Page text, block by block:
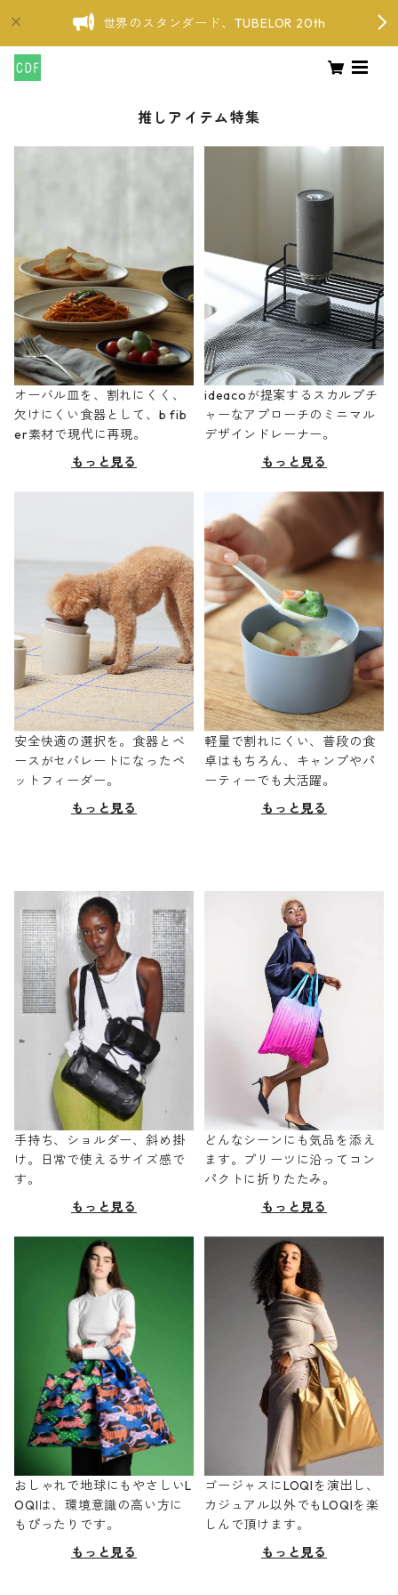
世界のスタンダード、TUBELOR 20th
推しアイテム特集
オーバル皿を、割れにくく、
欠けにくい食器として、b fib
er素材で現代に再現。
もっと見る
ideacoが提案するスカルプチ
ャーなアプローチのミニマル
デザインドレーナー。
もっと見る
安全快適の選択を。食器とベ
ースがセパレートになったペ
ットフィーダー。
もっと見る
軽量で割れにくい、普段の食
卓はもちろん、キャンプやパ
ーティーでも大活躍。
もっと見る
手持ち、ショルダー、斜め掛
け。日常で使えるサイズ感で
す。
もっと見る
どんなシーンにも気品を添え
ます。プリーツに沿ってコン
パクトに折りたたみ。
もっと見る
おしゃれで地球にもやさしいL
OQIは、環境意識の高い方に
もぴったりです。
もっと見る
ゴージャスにLOQIを演出し、
カジュアル以外でもLOQIを楽
しんで頂けます。
もっと見る